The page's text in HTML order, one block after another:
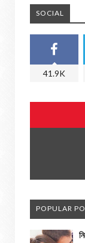
SOCIAL
41.9K
POPULAR